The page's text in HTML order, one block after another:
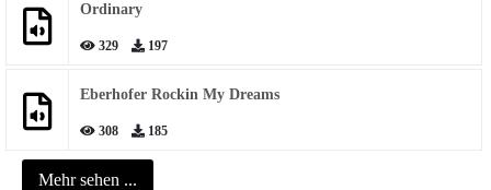
Ordinary
329 197
Eberhofer Rockin My Dreams
308 185
Mehr sehen ...